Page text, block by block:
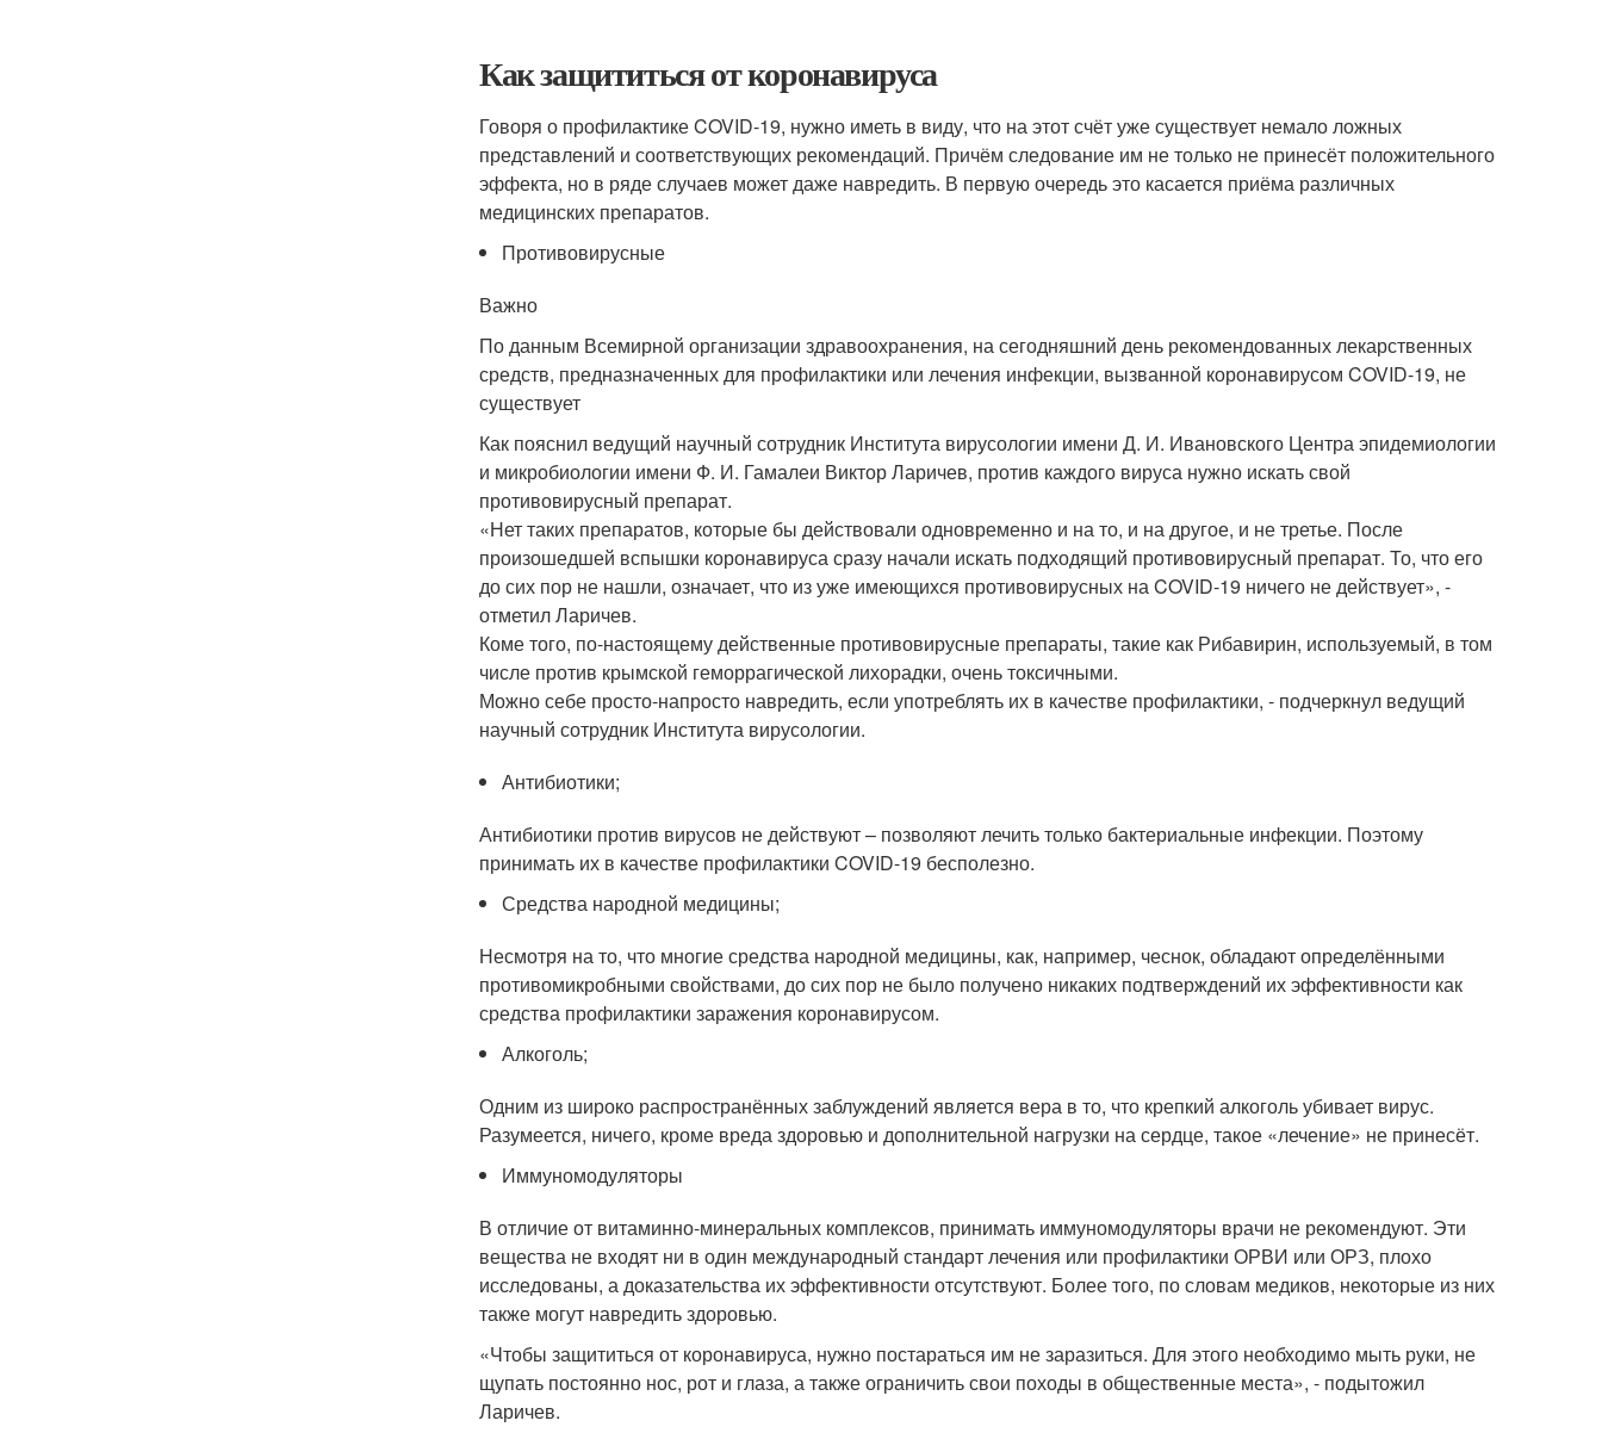
Как защититься от коронавируса
Говоря о профилактике COVID-19, нужно иметь в виду, что на этот счёт уже существует немало ложных
представлений и соответствующих рекомендаций. Причём следование им не только не принесёт положительного
эффекта, но в ряде случаев может даже навредить. В первую очередь это касается приёма различных
медицинских препаратов.
Противовирусные
Важно
По данным Всемирной организации здравоохранения, на сегодняшний день рекомендованных лекарственных
средств, предназначенных для профилактики или лечения инфекции, вызванной коронавирусом COVID-19, не
существует
Как пояснил ведущий научный сотрудник Института вирусологии имени Д. И. Ивановского Центра эпидемиологии
и микробиологии имени Ф. И. Гамалеи Виктор Ларичев, против каждого вируса нужно искать свой
противовирусный препарат.
«Нет таких препаратов, которые бы действовали одновременно и на то, и на другое, и не третье. После
произошедшей вспышки коронавируса сразу начали искать подходящий противовирусный препарат. То, что его
до сих пор не нашли, означает, что из уже имеющихся противовирусных на COVID-19 ничего не действует», -
отметил Ларичев.
Коме того, по-настоящему действенные противовирусные препараты, такие как Рибавирин, используемый, в том
числе против крымской геморрагической лихорадки, очень токсичными.
Можно себе просто-напросто навредить, если употреблять их в качестве профилактики, - подчеркнул ведущий
научный сотрудник Института вирусологии.
Антибиотики;
Антибиотики против вирусов не действуют – позволяют лечить только бактериальные инфекции. Поэтому
принимать их в качестве профилактики COVID-19 бесполезно.
Средства народной медицины;
Несмотря на то, что многие средства народной медицины, как, например, чеснок, обладают определёнными
противомикробными свойствами, до сих пор не было получено никаких подтверждений их эффективности как
средства профилактики заражения коронавирусом.
Алкоголь;
Одним из широко распространённых заблуждений является вера в то, что крепкий алкоголь убивает вирус.
Разумеется, ничего, кроме вреда здоровью и дополнительной нагрузки на сердце, такое «лечение» не принесёт.
Иммуномодуляторы
В отличие от витаминно-минеральных комплексов, принимать иммуномодуляторы врачи не рекомендуют. Эти
вещества не входят ни в один международный стандарт лечения или профилактики ОРВИ или ОРЗ, плохо
исследованы, а доказательства их эффективности отсутствуют. Более того, по словам медиков, некоторые из них
также могут навредить здоровью.
«Чтобы защититься от коронавируса, нужно постараться им не заразиться. Для этого необходимо мыть руки, не
щупать постоянно нос, рот и глаза, а также ограничить свои походы в общественные места», - подытожил
Ларичев.